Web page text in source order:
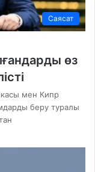
Саясат
өз
мен Кипр
беру туралы